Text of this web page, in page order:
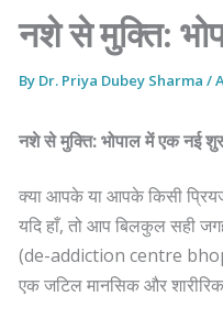
नशे से मुक्ति:
By Dr. Priya Dubey Sharma /
नशे से मुक्ति: भोपाल में एक नई
क्या आपके या आपके किसी
यदि हाँ, तो आप बिलकुल सही
(de-addiction centre
एक जटिल मानसिक और शारीरिक